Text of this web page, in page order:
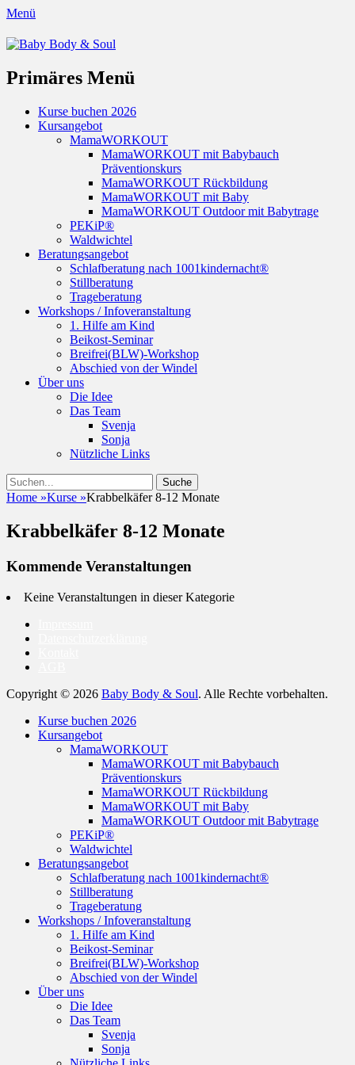
Menü
Baby Body & Soul
Primäres Menü
Springe
zum
Kurse buchen 2026
Kursangebot
MamaWORKOUT
MamaWORKOUT mit Babybauch
Präventionskurs
MamaWORKOUT Rückbildung
MamaWORKOUT mit Baby
MamaWORKOUT Outdoor mit Babytrage
PEKiP®
Waldwichtel
Beratungsangebot
Schlafberatung nach 1001kindernacht®
Stillberatung
Trageberatung
Workshops / Infoveranstaltung
1. Hilfe am Kind
Beikost-Seminar
Breifrei(BLW)-Workshop
Abschied von der Windel
Über uns
Die Idee
Das Team
Svenja
Sonja
Nützliche Links
Suchen
Suche
nach:
Home »Kurse »Krabbelkäfer 8-12 Monate
Krabbelkäfer 8-12 Monate
Kommende Veranstaltungen
Keine Veranstaltungen in dieser Kategorie
Copyright © 2026 Baby Body & Soul. Alle Rechte vorbehalten.
oben
scrollen
Kurse buchen 2026
Kursangebot
MamaWORKOUT
MamaWORKOUT mit Babybauch
Präventionskurs
MamaWORKOUT Rückbildung
MamaWORKOUT mit Baby
MamaWORKOUT Outdoor mit Babytrage
PEKiP®
Waldwichtel
Beratungsangebot
Schlafberatung nach 1001kindernacht®
Stillberatung
Trageberatung
Workshops / Infoveranstaltung
1. Hilfe am Kind
Beikost-Seminar
Breifrei(BLW)-Workshop
Abschied von der Windel
Über uns
Die Idee
Das Team
Svenja
Sonja